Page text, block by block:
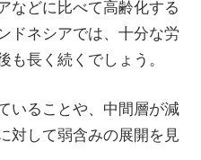
などに比べて高齢化する
ドネシアでは、十分な労
も長く続くでしょう。
いることや、中間層が減
対して弱含みの展開を見